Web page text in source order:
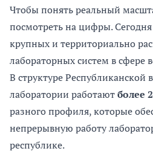
Чтобы понять реальный
посмотреть на цифры.
крупных и территориально
лабораторных систем в сфере
В структуре Республиканской
лаборатории работаютболее
разного профиля, которые
непрерывную работу
республике.